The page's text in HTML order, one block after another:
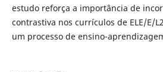
estudo reforça a importância de
contrastiva nos currículos de ELE/E/
um processo de ensino-